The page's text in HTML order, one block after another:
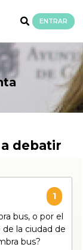
ENTRAR
debatir
1
bus, o por el
la ciudad de
bus?